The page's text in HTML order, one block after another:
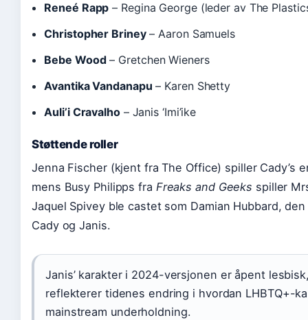
Reneé Rapp – Regina George (leder av The
Christopher Briney– Aaron Samuels
Bebe Wood– Gretchen Wieners
Avantika Vandanapu – Karen Shetty
Auli’i Cravalho– Janis ‘Imi’ike
Støttende roller
Jenna Fischer (kjent fra The Office) spiller Cady’s
mens Busy Philipps fra Freaks and Geeks spiller
Jaquel Spivey ble castet som Damian Hubbard,
Cady og Janis.
Janis’ karakter i 2024-versjonen er åpent
reflekterer tidenes endring i hvordan LHBTQ+-
mainstream underholdning.